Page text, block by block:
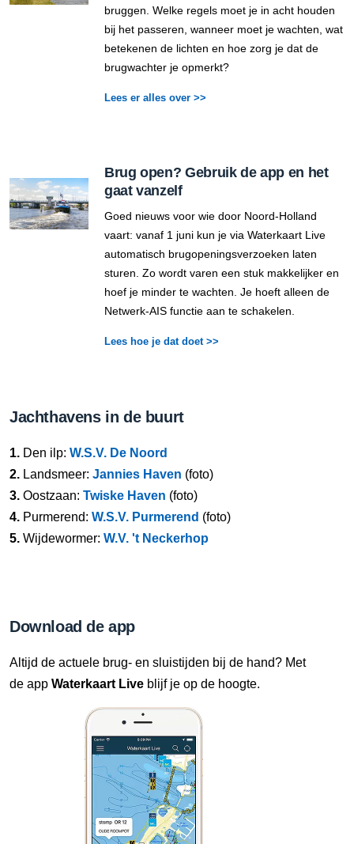
bruggen. Welke regels moet je in acht houden
bij het passeren, wanneer moet je wachten, wat
betekenen de lichten en hoe zorg je dat de
brugwachter je opmerkt?
Lees er alles over >>
Brug open? Gebruik de app en het
gaat vanzelf
Goed nieuws voor wie door Noord-Holland
vaart: vanaf 1 juni kun je via Waterkaart Live
automatisch brugopeningsverzoeken laten
sturen. Zo wordt varen een stuk makkelijker en
hoef je minder te wachten. Je hoeft alleen de
Netwerk-AIS functie aan te schakelen.
Lees hoe je dat doet >>
Jachthavens in de buurt
1. Den ilp: W.S.V. De Noord
2. Landsmeer: Jannies Haven (foto)
3. Oostzaan: Twiske Haven (foto)
4. Purmerend: W.S.V. Purmerend (foto)
5. Wijdewormer: W.V. 't Neckerhop
Download de app
Altijd de actuele brug- en sluistijden bij de hand? Met
de app Waterkaart Live blijf je op de hoogte.